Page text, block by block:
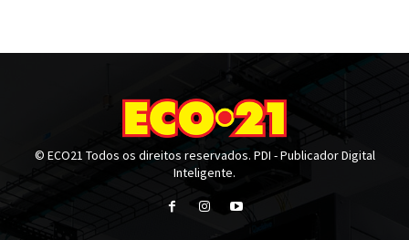
© ECO21 Todos os direitos reservados. PDI - Publicador Digital
Inteligente.